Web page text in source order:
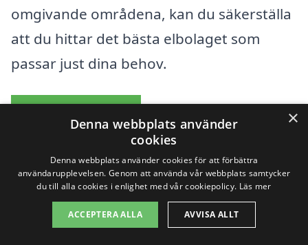
omgivande områdena, kan du säkerställa
att du hittar det bästa elbolaget som
passar just dina behov.
Innehållsförteckning gömma
1 Att välja bästa elbolag i Mjällom kan vara ett smart
Kostnadseffektivitet
Flexibilitet och valmöjligheter
×
Denna webbplats använder
cookies
Denna webbplats använder cookies för att förbättra
användarupplevelsen. Genom att använda vår webbplats samtycker
du till alla cookies i enlighet med vår cookiepolicy. Läs mer
ACCEPTERA ALLA AVVISA ALLT